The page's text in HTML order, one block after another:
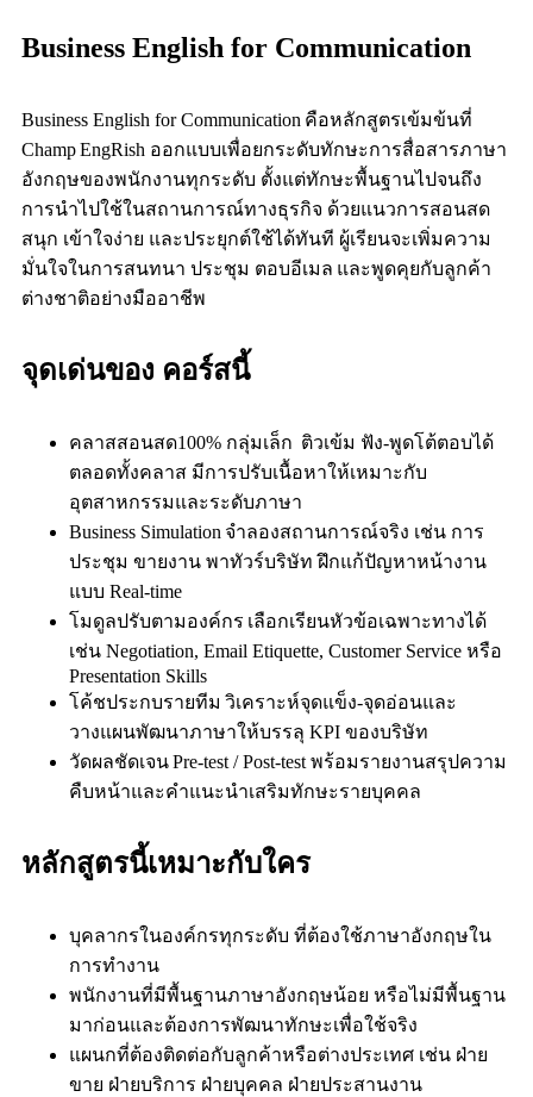
Business English for Communication
Business English for Communication คือหลักสูตรเข้มข้นที่
Champ EngRish ออกแบบเพื่อยกระดับทักษะการสื่อสารภาษา
อังกฤษของพนักงานทุกระดับ ตั้งแต่ทักษะพื้นฐานไปจนถึง
การนำไปใช้ในสถานการณ์ทางธุรกิจ ด้วยแนวการสอนสด
สนุก เข้าใจง่าย และประยุกต์ใช้ได้ทันที ผู้เรียนจะเพิ่มความ
มั่นใจในการสนทนา ประชุม ตอบอีเมล และพูดคุยกับลูกค้า
ต่างชาติอย่างมืออาชีพ
จุดเด่นของ คอร์สนี้
คลาสสอนสด100% กลุ่มเล็ก ติวเข้ม ฟัง‑พูดโต้ตอบได้
ตลอดทั้งคลาส มีการปรับเนื้อหาให้เหมาะกับ
อุตสาหกรรมและระดับภาษา
Business Simulation จำลองสถานการณ์จริง เช่น การ
ประชุม ขายงาน พาทัวร์บริษัท ฝึกแก้ปัญหาหน้างาน
แบบ Real‑time
โมดูลปรับตามองค์กร เลือกเรียนหัวข้อเฉพาะทางได้
เช่น Negotiation, Email Etiquette, Customer Service หรือ
Presentation Skills
โค้ชประกบรายทีม วิเคราะห์จุดแข็ง‑จุดอ่อนและ
วางแผนพัฒนาภาษาให้บรรลุ KPI ของบริษัท
วัดผลชัดเจน Pre‑test / Post‑test พร้อมรายงานสรุปความ
คืบหน้าและคำแนะนำเสริมทักษะรายบุคคล
หลักสูตรนี้เหมาะกับใคร
บุคลากรในองค์กรทุกระดับ ที่ต้องใช้ภาษาอังกฤษใน
การทำงาน
พนักงานที่มีพื้นฐานภาษาอังกฤษน้อย หรือไม่มีพื้นฐาน
มาก่อนและต้องการพัฒนาทักษะเพื่อใช้จริง
แผนกที่ต้องติดต่อกับลูกค้าหรือต่างประเทศ เช่น ฝ่าย
ขาย ฝ่ายบริการ ฝ่ายบุคคล ฝ่ายประสานงาน